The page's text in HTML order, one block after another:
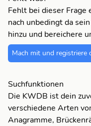
Fehlt bei dieser Frage
nach unbedingt da
hinzu und bereichere
Mach mit und registriere
Suchfunktionen
Die KWDB ist dein
verschiedene Arten
Anagramme,